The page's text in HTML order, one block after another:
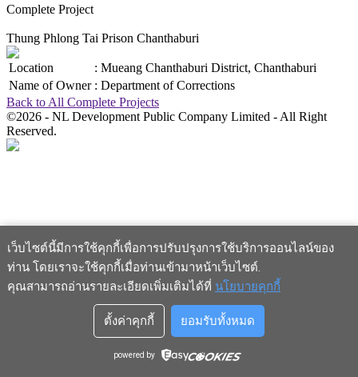
Complete Project
Thung Phlong Tai Prison Chanthaburi
Location : Mueang Chanthaburi District, Chanthaburi
Name of Owner : Department of Corrections
Back to All Complete Projects
©2026 - NL Development Public Company Limited - All Right
Reserved.
เว็บไซต์นี้มีการใช้คุกกี้เพื่อการปรับปรุงการใช้บริการออนไลน์ของ
ท่าน โดยเราจะใช้คุกกี้เมื่อท่านเข้ามาหน้าเว็บไซต์.
คุณสามารถอ่านรายละเอียดเพิ่มเติมได้ที่ นโยบายคุกกี้
ตั้งค่าคุกกี้ ยอมรับทั้งหมด
powered by